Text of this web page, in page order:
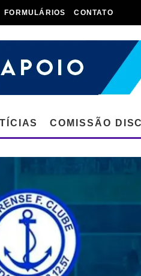
FORMULÁRIOS CONTATO
COMISSÃO